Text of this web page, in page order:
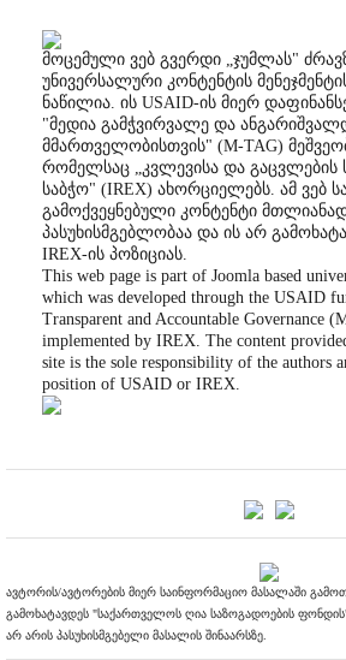
მოცემული ვებ გვერდი „ჯუმლას"
უნივერსალური კონტენტის
ნაწილია. ის USAID-ის მიერ
"მედია გამჭვირვალე და
მმართველობისთვის" (M-TAG)
რომელსაც „კვლევისა და
საბჭო" (IREX) ახორციელებს. ამ ვებ
გამოქვეყნებული კონტენტი
პასუხისმგებლობაა და ის არ
IREX-ის პოზიციას.
This web page is part of Joomla based
which was developed through the USAID
Transparent and Accountable Governance
implemented by IREX. The content
site is the sole responsibility of the authors
position of USAID or IREX.
ავტორის/ავტორების მიერ საინფორმაციო მასალაში
გამოხატავდეს "საქართველოს ღია საზოგადოების
არ არის პასუხისმგებელი მასალის შინაარსზე.